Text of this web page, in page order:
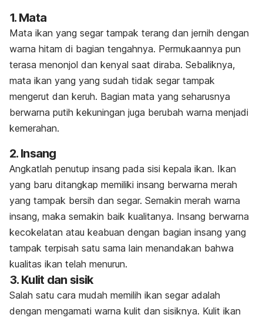
1. Mata
Mata ikan yang segar tampak terang dan jernih dengan
warna hitam di bagian tengahnya. Permukaannya pun
terasa menonjol dan kenyal saat diraba. Sebaliknya,
mata ikan yang yang sudah tidak segar tampak
mengerut dan keruh. Bagian mata yang seharusnya
berwarna putih kekuningan juga berubah warna menjadi
kemerahan.
2. Insang
Angkatlah penutup insang pada sisi kepala ikan. Ikan
yang baru ditangkap memiliki insang berwarna merah
yang tampak bersih dan segar. Semakin merah warna
insang, maka semakin baik kualitanya. Insang berwarna
kecokelatan atau keabuan dengan bagian insang yang
tampak terpisah satu sama lain menandakan bahwa
kualitas ikan telah menurun.
3. Kulit dan sisik
Salah satu cara mudah memilih ikan segar adalah
dengan mengamati warna kulit dan sisiknya. Kulit ikan